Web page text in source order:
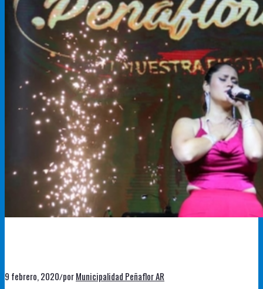
9 febrero, 2020/porMunicipalidad Peñaflor AR